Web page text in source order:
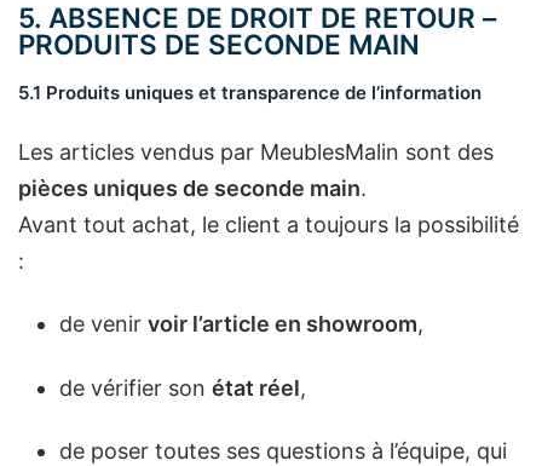
5. ABSENCE DE DROIT DE RETOUR –
PRODUITS DE SECONDE MAIN
5.1 Produits uniques et transparence de l’information
Les articles vendus par MeublesMalin sont des
pièces uniques de seconde main.
Avant tout achat, le client a toujours la possibilité
:
de venir voir l’article en showroom,
de vérifier son état réel,
de poser toutes ses questions à l’équipe, qui